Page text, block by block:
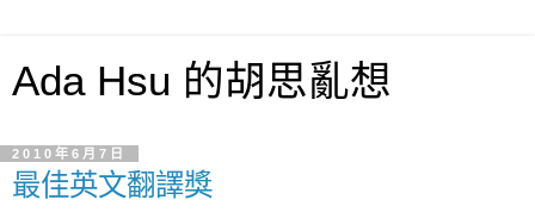
Ada Hsu 的胡思亂想
2010年6月7日
最佳英文翻譯獎